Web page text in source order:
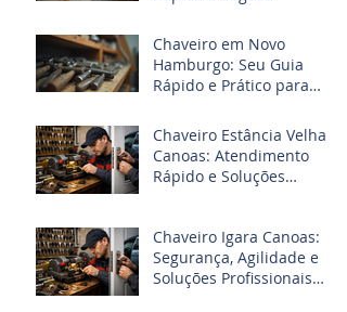
Chaveiro em Novo
Hamburgo: Seu Guia
Rápido e Prático para
Chaveiro Estância Velha
Canoas: Atendimento
Rápido e Soluções
Chaveiro Igara Canoas:
Segurança, Agilidade e
Soluções Profissionais